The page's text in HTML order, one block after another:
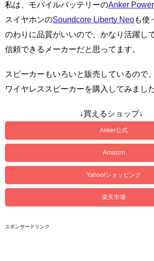
私は、モバイルバッテリーのAnker
スイヤホンのSoundcore Liberty Neoも使
のわりに品質がいいので、かなり活躍し
信頼できるメーカーだと思ってます。
スピーカーもいろいと販売しているので
ワイヤレススピーカーを購入してみました
↓買えるショップ↓
Anker公式
Amazon
Yahoo!ショッピング
楽天市場
スポンサードリンク